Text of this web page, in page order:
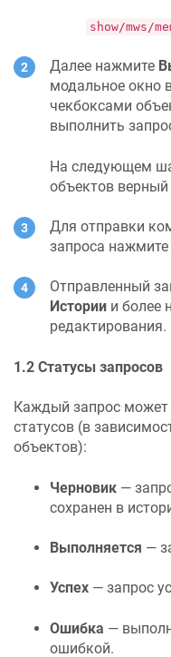
show/mws/
Далее нажмите
модальное окно
чекбоксами
выполнить
На следующем
объектов
Для отправки
запроса нажмите
Отправленный
Истории и более
редактирования.
1.2 Статусы запросов
Каждый запрос может
статусов (в
объектов):
Черновик —
сохранен в
Выполняется —
Успех — запрос
Ошибка —
ошибкой.